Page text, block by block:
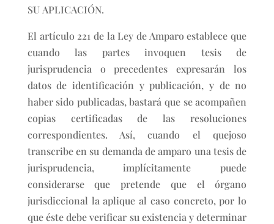
SU APLICACIÓN.
El artículo 221 de la Ley de Amparo establece que
cuando las partes invoquen tesis de
jurisprudencia o precedentes expresarán los
datos de identificación y publicación, y de no
haber sido publicadas, bastará que se acompañen
copias certificadas de las resoluciones
correspondientes. Así, cuando el quejoso
transcribe en su demanda de amparo una tesis de
jurisprudencia, implícitamente puede
considerarse que pretende que el órgano
jurisdiccional la aplique al caso concreto, por lo
que éste debe verificar su existencia y determinar